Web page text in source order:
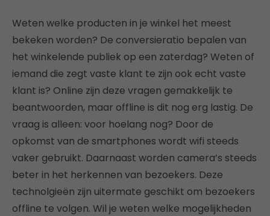
Weten welke producten in je winkel het meest
bekeken worden? De conversieratio bepalen van
het winkelende publiek op een zaterdag? Weten of
iemand die zegt vaste klant te zijn ook echt vaste
klant is? Online zijn deze vragen gemakkelijk te
beantwoorden, maar offline is dit nog erg lastig. De
vraag is alleen: voor hoelang nog? Door de
opkomst van de smartphones wordt wifi steeds
vaker gebruikt. Daarnaast worden camera’s steeds
beter in het herkennen van bezoekers. Deze
technolgieën zijn uitermate geschikt om bezoekers
offline te volgen. Wil je weten welke mogelijkheden